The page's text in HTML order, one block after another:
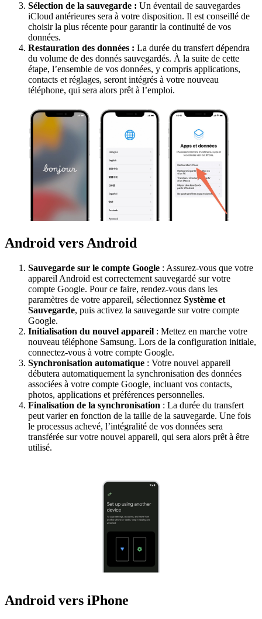
Sélection de la sauvegarde : Un éventail de sauvegardes
iCloud antérieures sera à votre disposition. Il est conseillé de
choisir la plus récente pour garantir la continuité de vos
données.
Restauration des données : La durée du transfert dépendra
du volume de des donnés sauvegardés. À la suite de cette
étape, l’ensemble de vos données, y compris applications,
contacts et réglages, seront intégrés à votre nouveau
téléphone, qui sera alors prêt à l’emploi.
Android vers Android
Sauvegarde sur le compte Google : Assurez-vous que votre
appareil Android est correctement sauvegardé sur votre
compte Google. Pour ce faire, rendez-vous dans les
paramètres de votre appareil, sélectionnez Système et
Sauvegarde, puis activez la sauvegarde sur votre compte
Google.
Initialisation du nouvel appareil : Mettez en marche votre
nouveau téléphone Samsung. Lors de la configuration initiale,
connectez-vous à votre compte Google.
Synchronisation automatique : Votre nouvel appareil
débutera automatiquement la synchronisation des données
associées à votre compte Google, incluant vos contacts,
photos, applications et préférences personnelles.
Finalisation de la synchronisation : La durée du transfert
peut varier en fonction de la taille de la sauvegarde. Une fois
le processus achevé, l’intégralité de vos données sera
transférée sur votre nouvel appareil, qui sera alors prêt à être
utilisé.
Android vers iPhone